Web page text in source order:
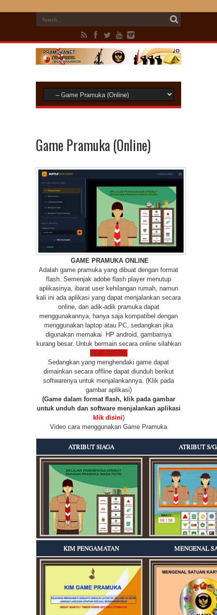
Game Pramuka (Online)
GAME PRAMUKA ONLINE
Adalah game pramuka yang dibuat dengan format
flash. Semenjak adobe flash player menutup
aplikasinya, ibarat user kehilangan rumah, namun
kali ini ada aplikasi yang dapat menjalankan secara
online, dan adik-adik pramuka dapat
menggunakannya, hanya saja kompatibel dengan
menggunakan laptop atau PC, sedangkan jika
digunakan memakai HP android, gambarnya
kurang besar. Untuk bermain secara online silahkan
KLIK DISINI.
Sedangkan yang menghendaki game dapat
dimainkan secara offline dapat diunduh berikut
softwarenya untuk menjalankannya. (Klik pada
gambar aplikasi)
(Game dalam format flash, klik pada gambar
untuk unduh dan software menjalankan aplikasi
klik disini)
Video cara menggunakan Game Pramuka
ATRIBUT SIAGA ATRIBUT S/
KIM PENGAMATAN MENGENAL